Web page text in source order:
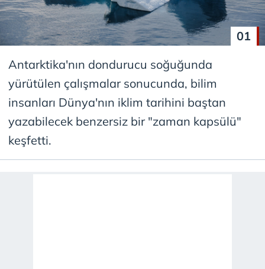
01
Antarktika'nın dondurucu soğuğunda
yürütülen çalışmalar sonucunda, bilim
insanları Dünya'nın iklim tarihini baştan
yazabilecek benzersiz bir "zaman kapsülü"
keşfetti.